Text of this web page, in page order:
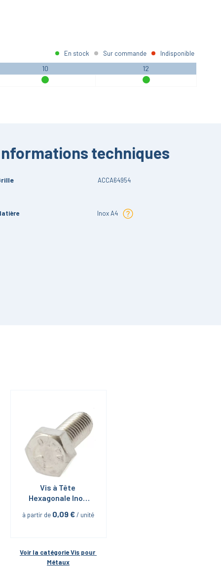
En stock Sur commande Indisponible
10 12
techniques
ACCA64954
Inox A4
Vis à Tête
Hexagonale Inox
DIN 933
à partir de 0,09 € / unité
Voir la catégorie Vis pour
Métaux